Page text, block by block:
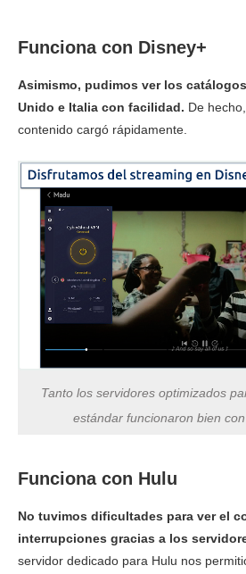
Funciona con Disney+
Asimismo, pudimos ver los
Unido e Italia con facilidad. De
contenido cargó rápidamente.
Tanto los servidores optimizados
estándar funcionaron bien
Funciona con Hulu
No tuvimos dificultades para ver el
interrupciones gracias a los
servidor dedicado para Hulu nos